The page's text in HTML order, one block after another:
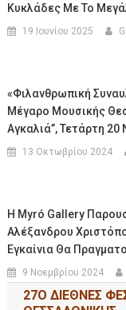
Κυκλάδες Με Το
19 Ιουνίου 2025
«Φιλανθρωπική
Μέγαρο Μουσικής
Αγκαλιά”, Τετάρτη 20
13 Οκτωβρίου 2024
Η Myró Gallery
Αλέξανδρου
Εγκαίνια Θα
9 Νοεμβρίου 2024
27Ο ΔΙΕΘΝΕΣ